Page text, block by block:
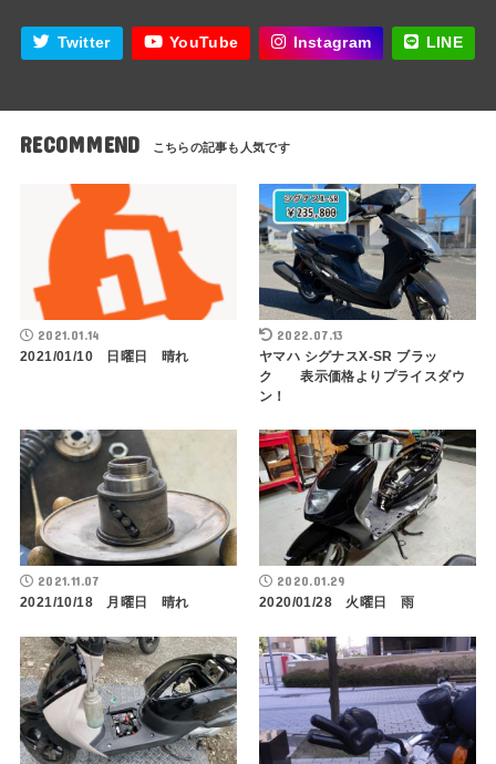
Twitter YouTube Instagram LINE
RECOMMEND
2021.01.14
2021/01/10 日曜日 晴れ
2022.07.13
ヤマハ シグナスX-SR ブラッ
ク 表示価格よりプライスダウ
ン！
2021.11.07
2021/10/18 月曜日 晴れ
2020.01.29
2020/01/28 火曜日 雨